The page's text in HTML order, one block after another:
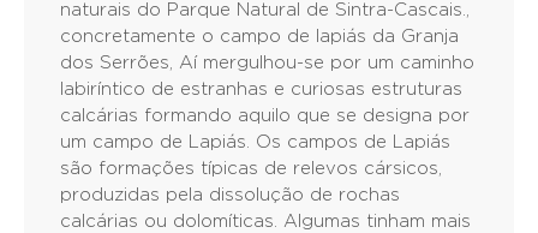
naturais do Parque Natural de Sintra-Cascais.,
concretamente o campo de lapiás da Granja
dos Serrões, Aí mergulhou-se por um caminho
labiríntico de estranhas e curiosas estruturas
calcárias formando aquilo que se designa por
um campo de Lapiás. Os campos de Lapiás
são formações típicas de relevos cársicos,
produzidas pela dissolução de rochas
calcárias ou dolomíticas. Algumas tinham mais